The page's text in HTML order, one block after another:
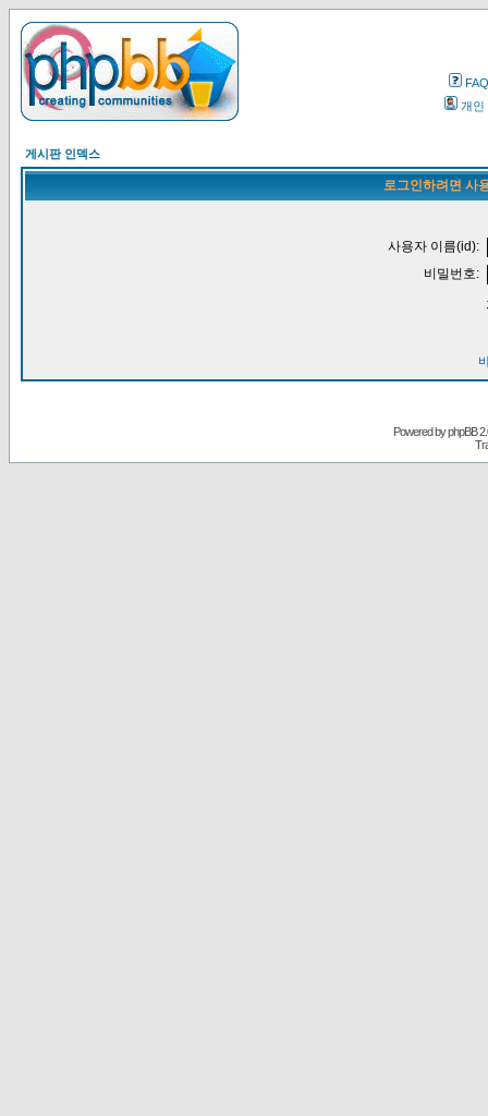
FAQ
개인
게시판 인덱스
로그인하려면 사
사용자 이름(id):
비밀번호:
Powered byphpBB